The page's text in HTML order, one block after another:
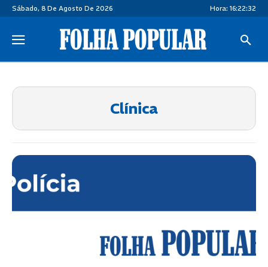
Sábado, 8 De Agosto De 2026 Hora: 16:22:32
Clínica